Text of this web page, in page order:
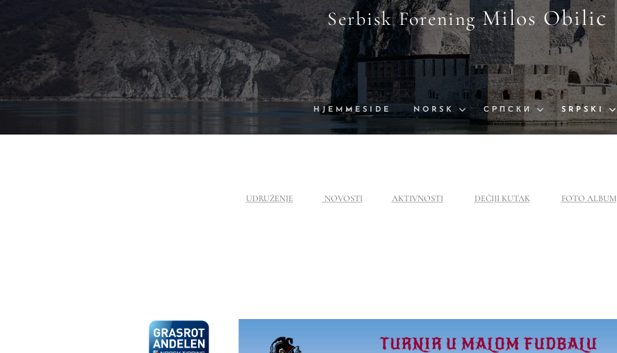
Serbisk ForeningMilos Obilic
HJEMMESIDE NORSK СРПСКИ SRPSKI
UDRUŽENJE NOVOSTI AKTIVNOSTI DEČIJI KUTAK FOTO ALBUM